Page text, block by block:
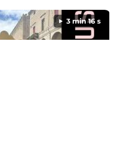
3 min 16 s